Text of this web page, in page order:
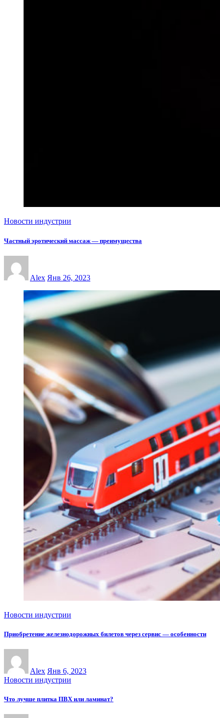
Новости индустрии
Частный эротический массаж — преимущества
Alex Янв 26, 2023
Новости индустрии
Приобретение железнодорожных билетов через сервис — особенности
Alex Янв 6, 2023
Новости индустрии
Что лучше плитка ПВХ или ламинат?